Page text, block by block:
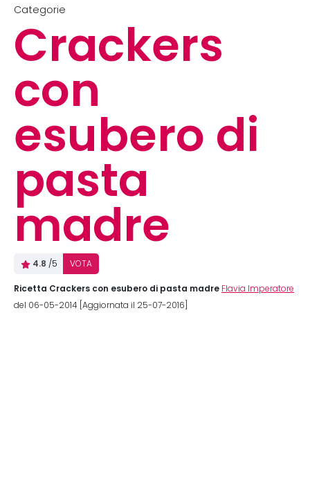
Categorie
Crackers
con
esubero di
pasta
madre
4.8 /5 VOTA
Ricetta Crackers con esubero di pasta madre Flavia Imperatore
del 06-05-2014 [Aggiornata il 25-07-2016]